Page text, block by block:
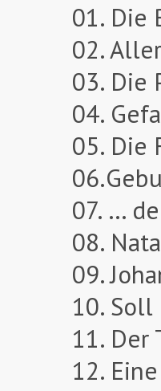
01. Die
02.
03. Die
04.
05. Die
07. …
08.
09.
10. Soll
11. Der
12.